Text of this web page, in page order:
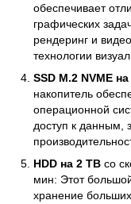
обеспечивает
графических
рендеринг и
технологии
SSD M.2 NVME
накопитель
операционной
доступ к данным,
HDD на 2 TB со
мин: Этот
хранение